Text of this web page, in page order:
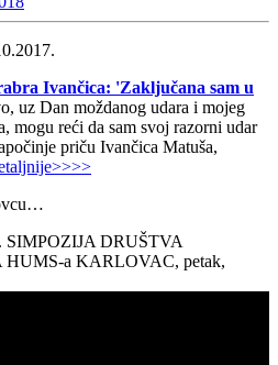
Ivančica: 'Zaključana sam u
uz Dan moždanog udara i mojeg
mogu reći da sam svoj razorni udar
priču Ivančica Matuša,
SIMPOZIJA DRUŠTVA
a KARLOVAC, petak,